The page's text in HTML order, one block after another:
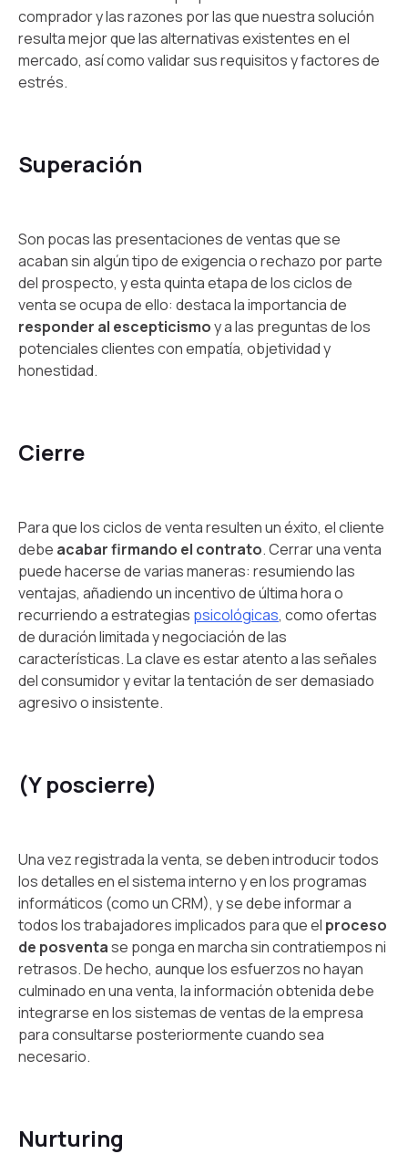
comprador y las razones por las que nuestra solución
resulta mejor que las alternativas existentes en el
mercado, así como validar sus requisitos y factores de
estrés.
Superación
Son pocas las presentaciones de ventas que se
acaban sin algún tipo de exigencia o rechazo por parte
del prospecto, y esta quinta etapa de los ciclos de
venta se ocupa de ello: destaca la importancia de
responder al escepticismoy a las preguntas de los
potenciales clientes con empatía, objetividad y
honestidad.
Cierre
Para que los ciclos de venta resulten un éxito, el cliente
debe acabar firmando el contrato. Cerrar una venta
puede hacerse de varias maneras: resumiendo las
ventajas, añadiendo un incentivo de última hora o
recurriendo a estrategias psicológicas, como ofertas
de duración limitada y negociación de las
características. La clave es estar atento a las señales
del consumidor y evitar la tentación de ser demasiado
agresivo o insistente.
(Y poscierre)
Una vez registrada la venta, se deben introducir todos
los detalles en el sistema interno y en los programas
informáticos (como un CRM), y se debe informar a
todos los trabajadores implicados para que el proceso
de posventase ponga en marcha sin contratiempos ni
retrasos. De hecho, aunque los esfuerzos no hayan
culminado en una venta, la información obtenida debe
integrarse en los sistemas de ventas de la empresa
para consultarse posteriormente cuando sea
necesario.
Nurturing